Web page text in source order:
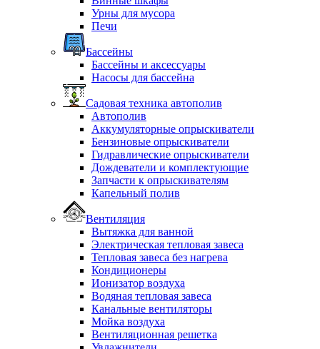
Урны для мусора
Печи
Бассейны
Бассейны и аксессуары
Насосы для бассейна
Садовая техника автополив
Автополив
Аккумуляторные опрыскиватели
Бензиновые опрыскиватели
Гидравлические опрыскиватели
Дождеватели и комплектующие
Запчасти к опрыскивателям
Капельный полив
Вентиляция
Вытяжка для ванной
Электрическая тепловая завеса
Тепловая завеса без нагрева
Кондиционеры
Ионизатор воздуха
Водяная тепловая завеса
Канальные вентиляторы
Мойка воздуха
Вентиляционная решетка